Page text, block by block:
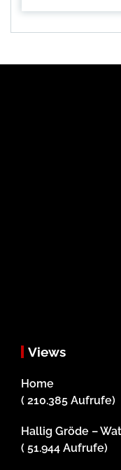
Views
Home
( 210.385 Aufrufe)
Hallig Gröde –
( 51.944 Aufrufe)